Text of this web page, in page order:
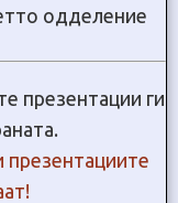
одделение
презентации ги
презентациите